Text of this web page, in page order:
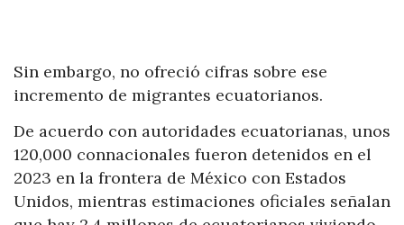
Sin embargo, no ofreció cifras sobre ese
incremento de migrantes ecuatorianos.
De acuerdo con autoridades ecuatorianas, unos
120,000 connacionales fueron detenidos en el
2023 en la frontera de México con Estados
Unidos, mientras estimaciones oficiales señalan